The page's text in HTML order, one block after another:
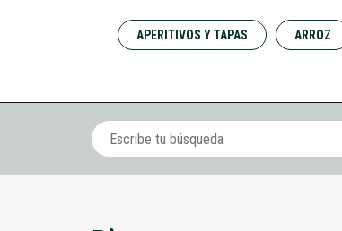
APERITIVOS Y TAPAS ARROZ